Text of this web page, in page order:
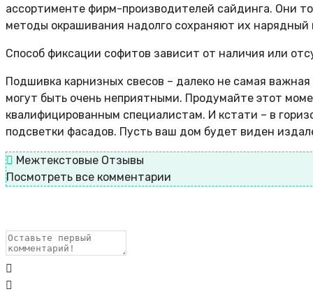
ассортименте фирм-производителей сайдинга. Они
методы окрашивания надолго сохраняют их нарядный
Способ фиксации софитов зависит от наличия или
Подшивка карнизных свесов – далеко не самая
могут быть очень неприятными. Продумайте этот
квалифицированным специалистам. И кстати – в
подсветки фасадов. Пусть ваш дом будет виден
Межтекстовые Отзывы
Посмотреть все комментарии